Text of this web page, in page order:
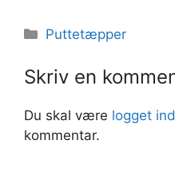
Kategorier
Puttetæpper
Skriv en
Du skal være logget ind
kommentar.